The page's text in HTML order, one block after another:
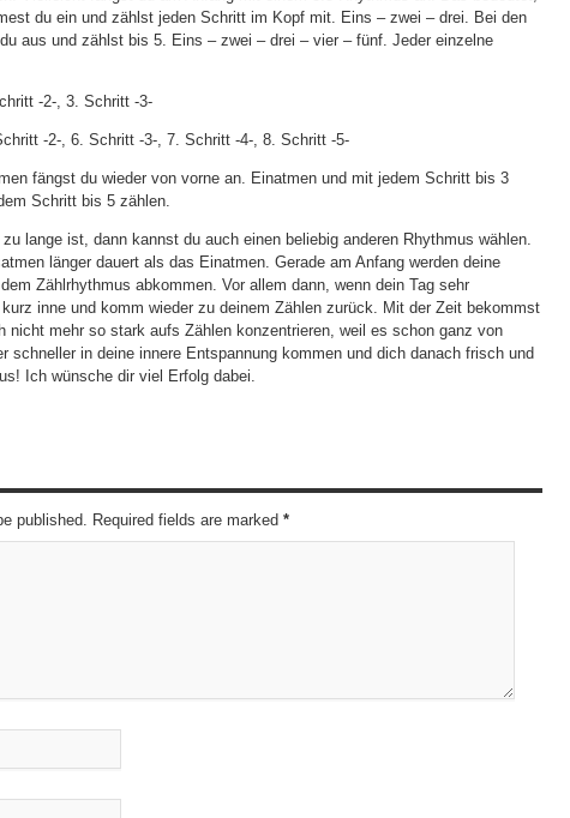
du ein und zählst jeden Schritt im Kopf mit. Eins – zwei – drei. Bei den
aus und zählst bis 5. Eins – zwei – drei – vier – fünf. Jeder einzelne
-2-, 3. Schritt -3-
-2-, 6. Schritt -3-, 7. Schritt -4-, 8. Schritt -5-
fängst du wieder von vorne an. Einatmen und mit jedem Schritt bis 3
Schritt bis 5 zählen.
lange ist, dann kannst du auch einen beliebig anderen Rhythmus wählen.
länger dauert als das Einatmen. Gerade am Anfang werden deine
Zählrhythmus abkommen. Vor allem dann, wenn dein Tag sehr
inne und komm wieder zu deinem Zählen zurück. Mit der Zeit bekommst
nicht mehr so stark aufs Zählen konzentrieren, weil es schon ganz von
schneller in deine innere Entspannung kommen und dich danach frisch und
Ich wünsche dir viel Erfolg dabei.
published. Required fields are marked *